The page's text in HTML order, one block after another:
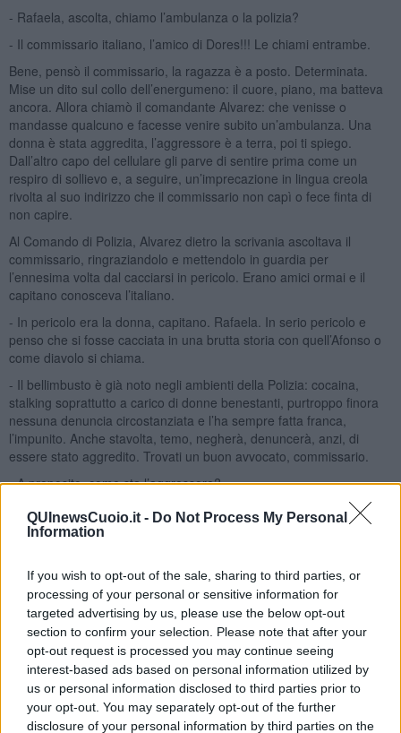
QUInewsCuoio.it - Do Not Process My Personal
Information
If you wish to opt-out of the sale, sharing to third parties, or
processing of your personal or sensitive information for
targeted advertising by us, please use the below opt-out
section to confirm your selection. Please note that after your
opt-out request is processed you may continue seeing
interest-based ads based on personal information utilized by
us or personal information disclosed to third parties prior to
your opt-out. You may separately opt-out of the further
disclosure of your personal information by third parties on the
- Rafaela, ascolta, chiamo l’ambulanza o la polizia?
- Il commissario italiano, l’amico di Dores!!! Le chiami entrambe.
Bene, pensò il commissario, la ragazza è a posto. Determinata.
Mise un dito sul collo dell’energumeno: il cuore, piano, ma batteva
ancora. Allora chiamò il comandante Alvarez: che venisse o
mandasse qualcuno e facesse venire subito un’ambulanza. Una
donna è stata aggredita, l’aggressore è a terra, poi ti spiego.
Dall’altro capo del cellulare gli parve di sentire prima come un
respiro di sollievo e, a seguire, un’imprecazione in lingua creola
rivolta al suo indirizzo che il commissario non capì o fece finta di
non capire.
Al Comando di Polizia, Alvarez dietro la scrivania ascoltava il
commissario, ringraziandolo e mettendolo in guardia per
l’ennesima volta dal cacciarsi in pericolo. Erano amici ormai e il
capitano conosceva l’italiano.
- In pericolo era la donna, capitano. Rafaela. In serio pericolo e
penso che si fosse cacciata in una brutta storia con quell’Afonso o
come diavolo si chiama.
- Il bellimbusto è già noto negli ambienti della Polizia: cocaina,
stalking soprattutto a carico di donne benestanti, purtroppo finora
nessuna denuncia circostanziata e l’ha sempre fatta franca,
l’impunito. Anche stavolta, temo, negherà, denuncerà, anzi, di
essere stato aggredito. Trovati un buon avvocato, commissario.
- A proposito, come sta l’aggressore?
- Commozione cerebrale, è in ospedale. Se la caverà.
- Ok. Dammi un secondo.
non ci sapeva andare se non per il minimo sindacale. Però
qualcosa sapeva fare anche lui. Il cellulare di Alvarez vibrò sulla
scrivania. Il capitano lo consultò: c’erano due foto inequivocabili
dell’aggressione che il commissario aveva preso, prima di colpire.
Almeno a questo servono questi aggeggi infernali, disse, e Alvarez
annuì.
- Resta a disposizione, dovrai testimoniare, la signora ha sporto
denuncia.